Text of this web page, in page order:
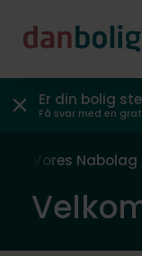
Er din bolig
Få svar med en
Vores Nabolag